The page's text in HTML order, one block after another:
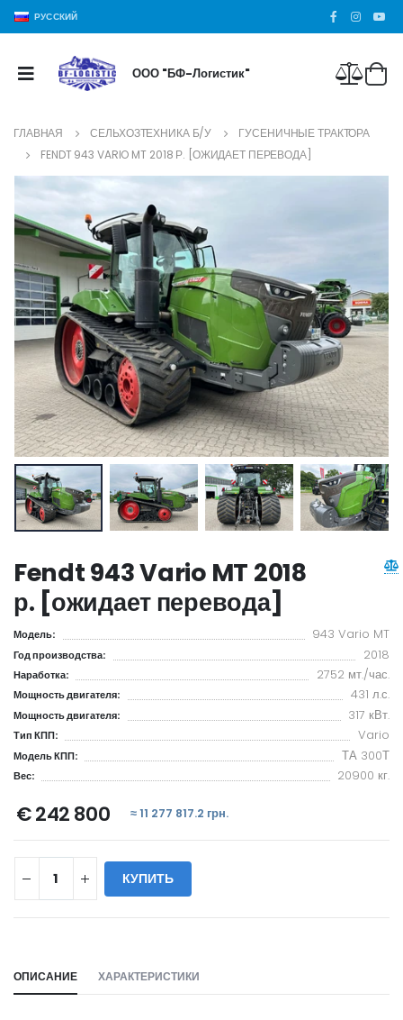
РУССКИЙ
ООО "БФ-Логистик"
ГЛАВНАЯ СЕЛЬХОЗТЕХНИКА Б/У
ГУСЕНИЧНЫЕ ТРАКТОРА
FENDT 943 VARIO MT 2018 Р. [ОЖИДАЕТ ПЕРЕВОДА]
Fendt 943 Vario MT 2018
р. [ожидает перевода]
Модель: 943 Vario MT
Год производства: 2018
Наработка: 2752 мт./час.
Мощность двигателя: 431 л.с.
Мощность двигателя: 317 кВт.
Тип КПП: Vario
Модель КПП: ТА 300Т
Вес: 20900 кг.
€ 242 800 ≈ 11 277 817.2 грн.
КУПИТЬ
ОПИСАНИЕ ХАРАКТЕРИСТИКИ